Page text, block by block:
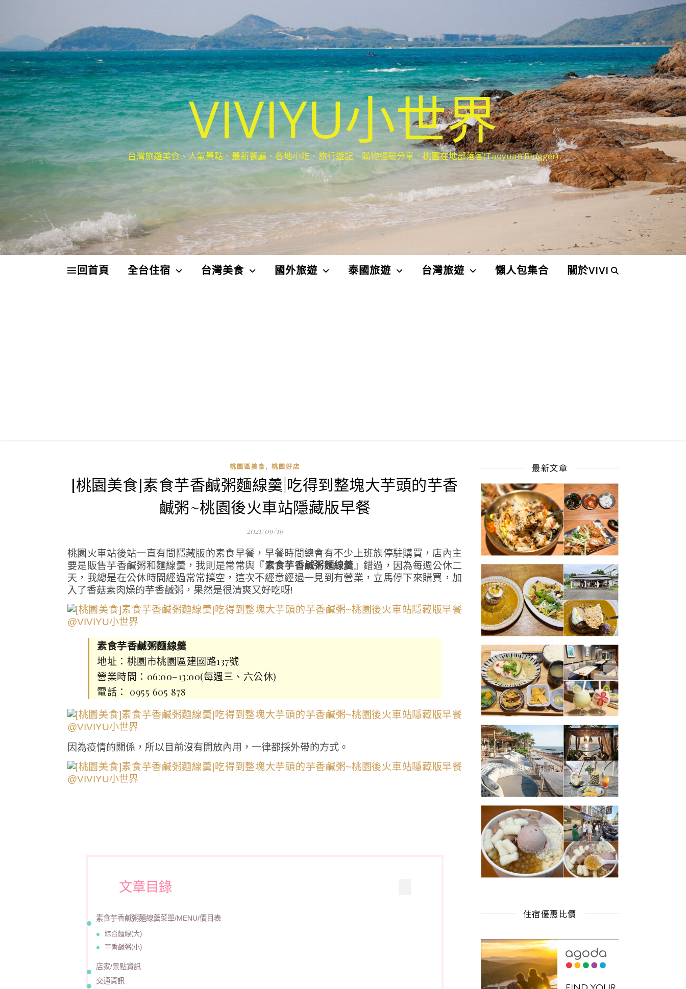
VIVIYU小世界
台灣旅遊美食、人氣景點、最新餐廳、各地小吃、旅行遊記、購物經驗分享．桃園在地部落客(Taoyuan Blogger)
回首頁 全台住宿 台灣美食 國外旅遊 泰國旅遊 台灣旅遊 懶人包集合 關於VIVI
桃園區美食 , 桃園好店
[桃園美食]素食芋香鹹粥麵線羹|吃得到整塊大芋頭的芋香
鹹粥~桃園後火車站隱藏版早餐
2021/09/19
桃園火車站後站一直有間隱藏版的素食早餐，早餐時間總會有不少上班族停駐購買，店內主
要是販售芋香鹹粥和麵線羹，我則是常常與『素食芋香鹹粥麵線羹』錯過，因為每週公休二
天，我總是在公休時間經過常常撲空，這次不經意經過一見到有營業，立馬停下來購買，加
入了香菇素肉燥的芋香鹹粥，果然是很清爽又好吃呀!
素食芋香鹹粥麵線羹
地址：桃園市桃園區建國路137號
營業時間：06:00–13:00(每週三、六公休)
電話： 0955 605 878
因為疫情的關係，所以目前沒有開放內用，一律都採外帶的方式。
文章目錄
素食芋香鹹粥麵線羹菜單/MENU/價目表
綜合麵線(大)
芋香鹹粥(小)
店家/景點資訊
交通資訊
最新文章
住宿優惠比價